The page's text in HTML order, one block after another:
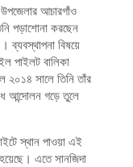
উপজেলার আচারগাঁও
পড়াশোনা করছেন
। ব্যবস্থাপনা বিষয়ে
পাইলট বালিকা
২০১৪ সালে তিনি তাঁর
আন্দোলন গড়ে তুলে
স্থান পাওয়া এই
এতে সানজিদা